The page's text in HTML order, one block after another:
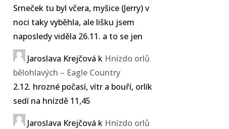
Srneček tu byl včera, myšice (Jerry) v
noci taky vyběhla, ale lišku jsem
naposledy viděla 26.11. a to se jen
Jaroslava Krejčová k Hnízdo orlů
bělohlavých – Eagle Country
2.12. hrozné počasí, vítr a bouří, orlík
sedí na hnízdě 11,45
Jaroslava Krejčová k Hnízdo orlů